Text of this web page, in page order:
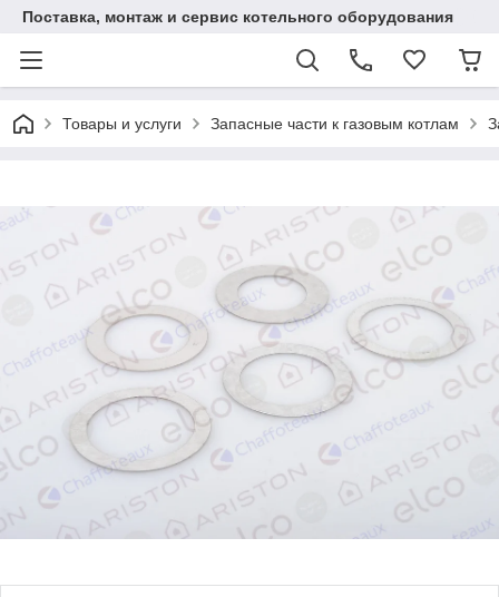
Поставка, монтаж и сервис котельного оборудования
Товары и услуги Запасные части к газовым котлам